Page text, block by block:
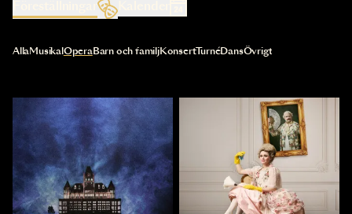
Kalender
Val av kategori uppdaterar innehållet automatiskt
AllaMusikal OperaBarn och familjKonsertTurnéDansÖvrigt